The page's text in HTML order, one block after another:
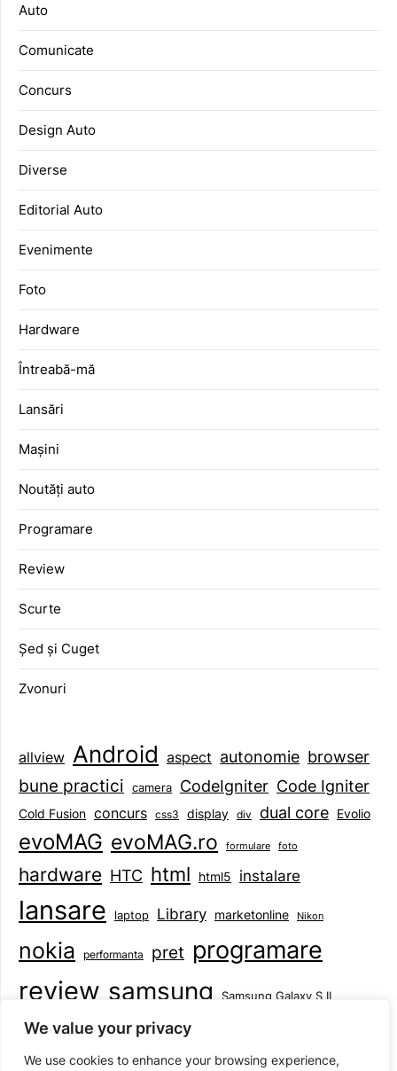
We value your privacy
We use cookies to enhance your browsing experience,
Auto
Comunicate
Concurs
Design Auto
Diverse
Editorial Auto
Evenimente
Foto
Hardware
Întreabă-mă
Lansări
Mașini
Noutăți auto
Programare
Review
Scurte
Șed și Cuget
Zvonuri
allview Android aspect autonomie browser
bune practici camera CodeIgniter Code Igniter
Cold Fusion concurs css3 display div dual core Evolio
evoMAG evoMAG.ro formulare foto
hardware HTC html html5 instalare
lansare laptop Library marketonline Nikon
nokia performanta pret programare
review samsung Samsung Galaxy S II
smartphone specificatii standarde